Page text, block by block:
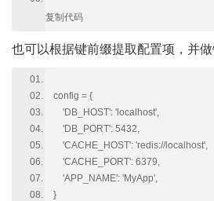
复制代码
也可以根据键前缀提取配置项，并做
config = {
'DB_HOST': 'localhost',
'DB_PORT': 5432,
'CACHE_HOST': 'redis://localhost',
'CACHE_PORT': 6379,
'APP_NAME': 'MyApp',
}